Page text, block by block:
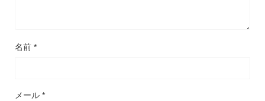
名前 *
メール *